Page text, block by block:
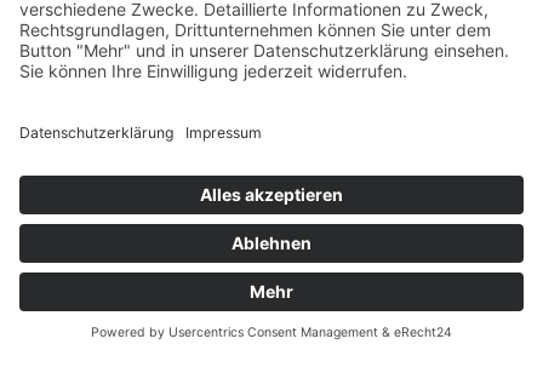
Fernabsatz
Widerrufsrecht MS
Kontakt
Garantiefall
Batterieverordnung
Ergänzende Allgemeine Geschäftsbedingungen zum
easyCredit-Ratenkauf